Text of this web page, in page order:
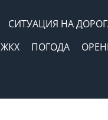
СИТУАЦИЯ НА
ЖКХ ПОГОДА